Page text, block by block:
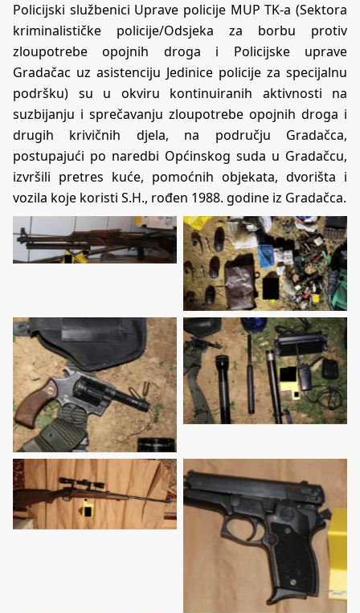
Policijski službenici Uprave policije MUP TK-a (Sektora
kriminalističke policije/Odsjeka za borbu protiv
zloupotrebe opojnih droga i Policijske uprave
Gradačac uz asistenciju Jedinice policije za specijalnu
podršku) su u okviru kontinuiranih aktivnosti na
suzbijanju i sprečavanju zloupotrebe opojnih droga i
drugih krivičnih djela, na području Gradačca,
postupajući po naredbi Općinskog suda u Gradačcu,
izvršili pretres kuće, pomoćnih objekata, dvorišta i
vozila koje koristi S.H., rođen 1988. godine iz Gradačca.